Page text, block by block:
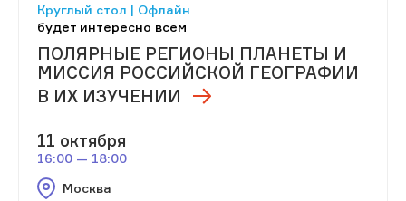
Круглый стол | Офлайн
будет интересно всем
ПОЛЯРНЫЕ РЕГИОНЫ ПЛАНЕТЫ И
МИССИЯ РОССИЙСКОЙ ГЕОГРАФИИ
В ИХ ИЗУЧЕНИИ
11 октября
16:00 — 18:00
Москва